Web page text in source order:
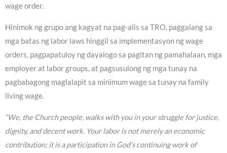
wage order.
Hinimok ng grupo ang kagyat na pag-alis sa TRO, paggalang sa
mga batas ng labor laws hinggil sa implementasyon ng wage
orders, pagpapatuloy ng dayalogo sa pagitan ng pamahalaan, mga
employer at labor groups, at pagsusulong ng mga tunay na
pagbabagong maglalapit sa minimum wage sa tunay na family
living wage.
“We, the Church people, walks with you in your struggle for justice,
dignity, and decent work. Your labor is not merely an economic
contribution; it is a participation in God’s continuing work of